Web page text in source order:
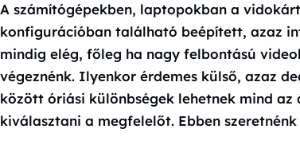
A számítógépekben, laptopokban a
konfigurációban található beépített, azaz
mindig elég, főleg ha nagy felbontású
végeznénk. Ilyenkor érdemes külső, azaz
között óriási különbségek lehetnek mind
kiválasztani a megfelelőt. Ebben